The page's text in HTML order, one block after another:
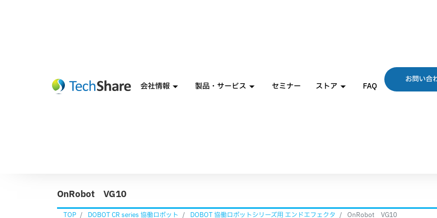
会社情報 製品・サービス セミナー ストア FAQ
お問い合
OnRobot VG10
TOP DOBOT CR series 協働ロボット DOBOT 協働ロボットシリーズ用 エンドエフェクタ OnRobot VG10